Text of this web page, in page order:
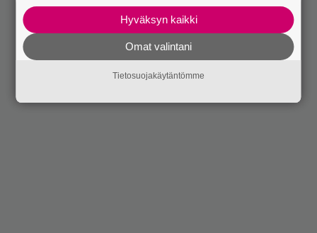
Hyväksyn kaikki
Omat valintani
Tietosuojakäytäntömme